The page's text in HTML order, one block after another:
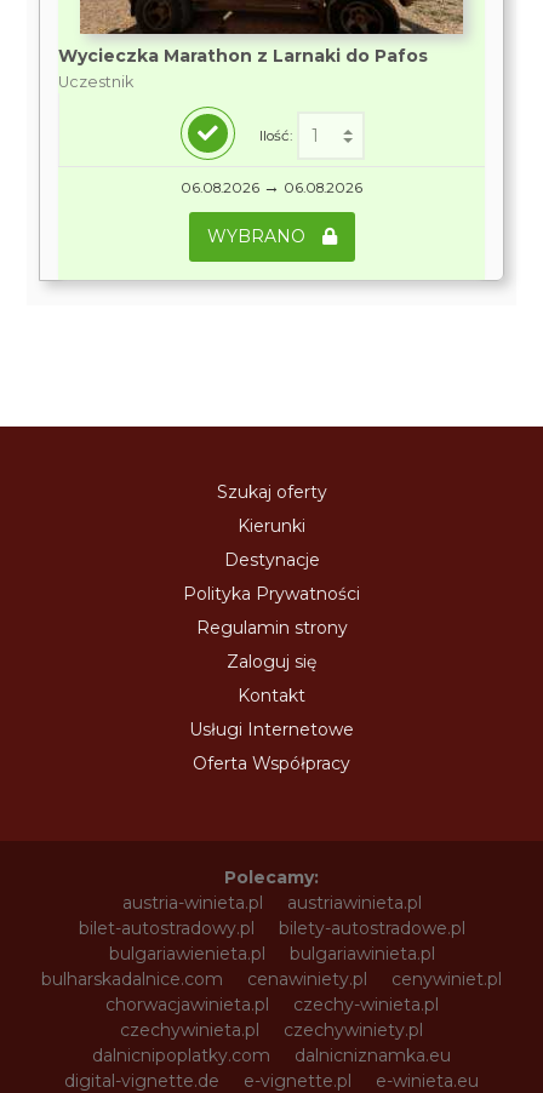
Wycieczka Marathon z Larnaki do Pafos
Uczestnik
Ilość:
06.08.2026 → 06.08.2026
WYBRANO
Szukaj oferty
Kierunki
Destynacje
Polityka Prywatności
Regulamin strony
Zaloguj się
Kontakt
Usługi Internetowe
Oferta Współpracy
Polecamy:
austria-winieta.pl
austriawinieta.pl
bilet-autostradowy.pl
bilety-autostradowe.pl
bulgariawienieta.pl
bulgariawinieta.pl
bulharskadalnice.com
cenawiniety.pl
cenywiniet.pl
chorwacjawinieta.pl
czechy-winieta.pl
czechywinieta.pl
czechywiniety.pl
dalnicnipoplatky.com
dalnicniznamka.eu
digital-vignette.de
e-vignette.pl
e-winieta.eu